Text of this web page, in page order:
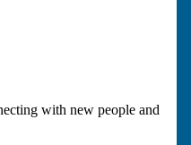
with new people and